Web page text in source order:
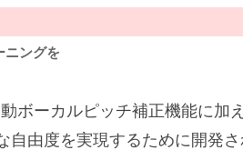
ニングを
ボーカルピッチ補正機能に加
自由度を実現するために開発